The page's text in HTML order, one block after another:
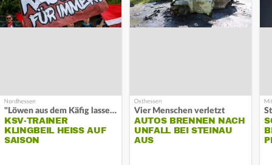
"Löwen aus dem Käfig lassen"
KSV-TRAINER
KLINGBEIL HEISS AUF S
AISON
Vier Menschen verletzt
AUTOS BRENNEN NACH
UNFALL BEI STEINAU
AUS